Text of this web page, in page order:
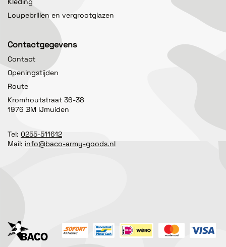
Loupebrillen en vergrootglazen
Contactgegevens
Contact
Openingstijden
Route
Kromhoutstraat 36-38
1976 BM IJmuiden
Tel: 0255-511612
Mail: info@baco-army-goods.nl